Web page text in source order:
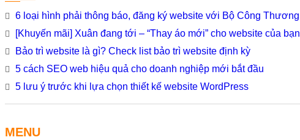
6 loại hình phải thông báo, đăng ký website với Bộ Công Thương
[Khuyến mãi] Xuân đang tới – “Thay áo mới” cho website của bạn
Bảo trì website là gì? Check list bảo trì website định kỳ
5 cách SEO web hiệu quả cho doanh nghiệp mới bắt đầu
5 lưu ý trước khi lựa chọn thiết kế website WordPress
MENU